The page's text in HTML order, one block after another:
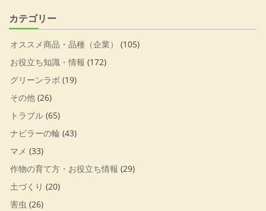
カテゴリー
オススメ商品・品種（企業）
(105)
お役立ち知識・情報 (172)
グリーンラボ (19)
その他 (26)
トラブル (65)
ナビラーの輪 (43)
マメ (33)
作物の育て方・お役立ち情報 (29)
土づくり (20)
害虫 (26)